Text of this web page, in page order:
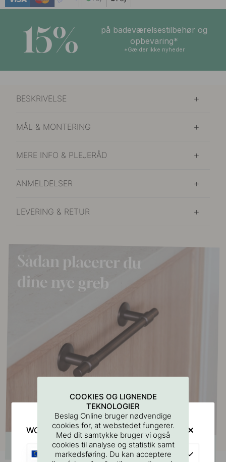
15%
på badeværelsestilbehør og
opbevaring*
*Gælder ikke nyheder
BESKRIVELSE
MÅL & MONTERING
MERE INFO & PLEJERÅD
ANMELDELSER
LEVERING & RETUR
COOKIES OG LIGNENDE
TEKNOLOGIER
Beslag Online bruger nødvendige
cookies for, at webstedet fungerer.
Med dit samtykke bruger vi også
cookies til analyse og statistik samt
markedsføring. Du kan acceptere
WOULD YOU RATHER VISIT?
EU